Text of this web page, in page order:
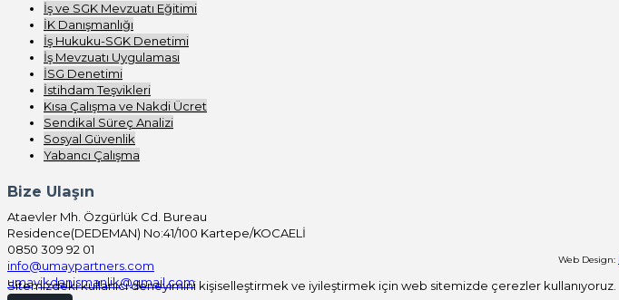
İş ve SGK Mevzuatı Eğitimi
İK Danışmanlığı
İş Hukuku-SGK Denetimi
İş Mevzuatı Uygulaması
İSG Denetimi
İstihdam Teşvikleri
Kısa Çalışma ve Nakdi Ücret
Sendikal Süreç Analizi
Sosyal Güvenlik
Yabancı Çalışma
Bize Ulaşın
Ataevler Mh. Özgürlük Cd. Bureau
Residence(DEDEMAN) No:41/100 Kartepe/KOCAELİ
0850 309 92 01
info@umaypartners.com
umayikdanismanlik@gmail.com
Web Design:
Sitemizdeki kullanıcı deneyimini kişiselleştirmek ve iyileştirmek için web sitemizde çerezler kullanıyoruz.